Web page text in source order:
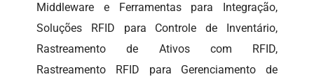
Middleware e Ferramentas para Integração,
Soluções RFID para Controle de Inventário,
Rastreamento de Ativos com RFID,
Rastreamento RFID para Gerenciamento de